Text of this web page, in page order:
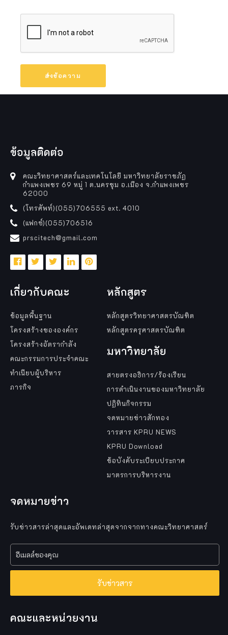
ข้อมูลติดต่อ
คณะวิทยาศาสตร์และเทคโนโลยี มหาวิทยาลัยราชภัฏ
กำแพงเพชร 69 หมู่ 1 ต.นครชุม อ.เมือง จ.กำแพงเพชร
62000
(โทรศัพท์)(055)706555 ext. 4010
(แฟกซ์)(055)706516
prscitech@gmail.com
เกี่ยวกับคณะ
ข้อมูลพื้นฐาน
โครงสร้างขององค์กร
โครงสร้างอัตรากำลัง
คณะกรรมการประจำคณะ
ทำเนียบผู้บริหาร
ภารกิจ
หลักสูตร
หลักสูตรวิทยาศาสตรบัณฑิต
หลักสูตรครุศาสตรบัณฑิต
มหาวิทยาลัย
สายตรงอธิการ/ร้องเรียน
การดำเนินงานของมหาวิทยาลัย
ปฏิทินกิจกรรม
จดหมายข่าวสักทอง
วารสาร KPRU NEWS
KPRU Download
ข้อบังคับระเบียบประกาศ
มาตรการบริหารงาน
จดหมายข่าว
รับข่าวสารล่าสุดและอัพเดทล่าสุดจากจากทางคณะวิทยาศาสตร์
รับข่าวสาร
คณะและหน่วยงาน